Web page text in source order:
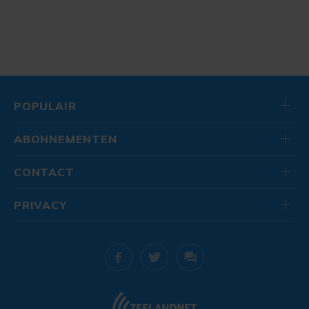
POPULAIR
ABONNEMENTEN
CONTACT
PRIVACY